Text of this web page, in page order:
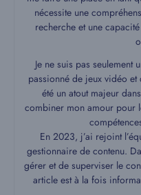
nécessite une
recherche et une
Je ne suis pas seulement
passionné de jeux vidéo
été un atout majeur
combiner mon amour pour
En 2023, j’ai rejoint
gestionnaire de contenu.
gérer et de superviser le
article est à la fois